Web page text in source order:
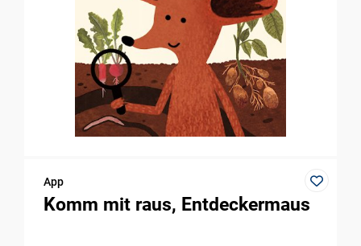
App
Komm mit raus, Entdeckermaus